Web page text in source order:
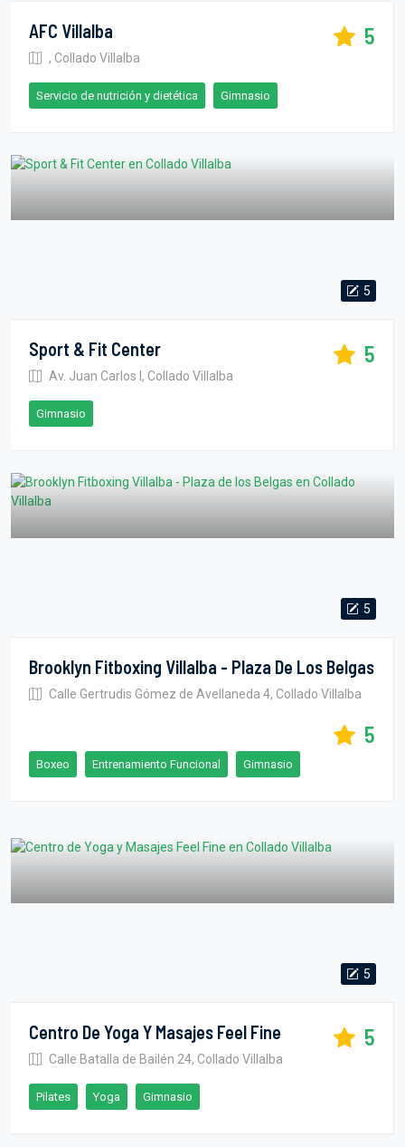
AFC Villalba
, Collado Villalba
5
Servicio de nutrición y dietética Gimnasio
5
Sport & Fit Center
Av. Juan Carlos I, Collado Villalba
5
Gimnasio
5
Brooklyn Fitboxing Villalba - Plaza De Los Belgas
Calle Gertrudis Gómez de Avellaneda 4, Collado Villalba
5
Boxeo Entrenamiento Funcional Gimnasio
5
Centro De Yoga Y Masajes Feel Fine
Calle Batalla de Bailén 24, Collado Villalba
5
Pilates Yoga Gimnasio